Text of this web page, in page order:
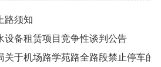
路须知
设备租赁项目竞争性谈判公告
关于机场路学苑路全路段禁止停车的